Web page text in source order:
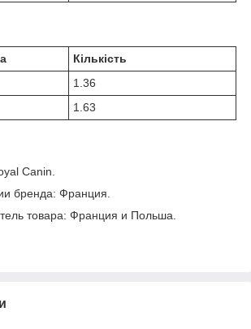
Кількість
1.36
1.63
Canin.
бренда: Франция.
товара: Франция и Польша.